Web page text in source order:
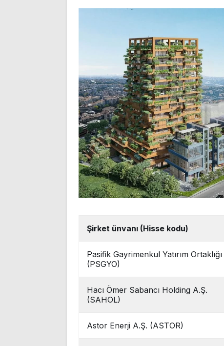
Şirket ünvanı (Hisse kodu)
Pasifik Gayrimenkul Yatırım Ortaklığı
(PSGYO)
Hacı Ömer Sabancı Holding A.Ş.
(SAHOL)
Astor Enerji A.Ş. (ASTOR)